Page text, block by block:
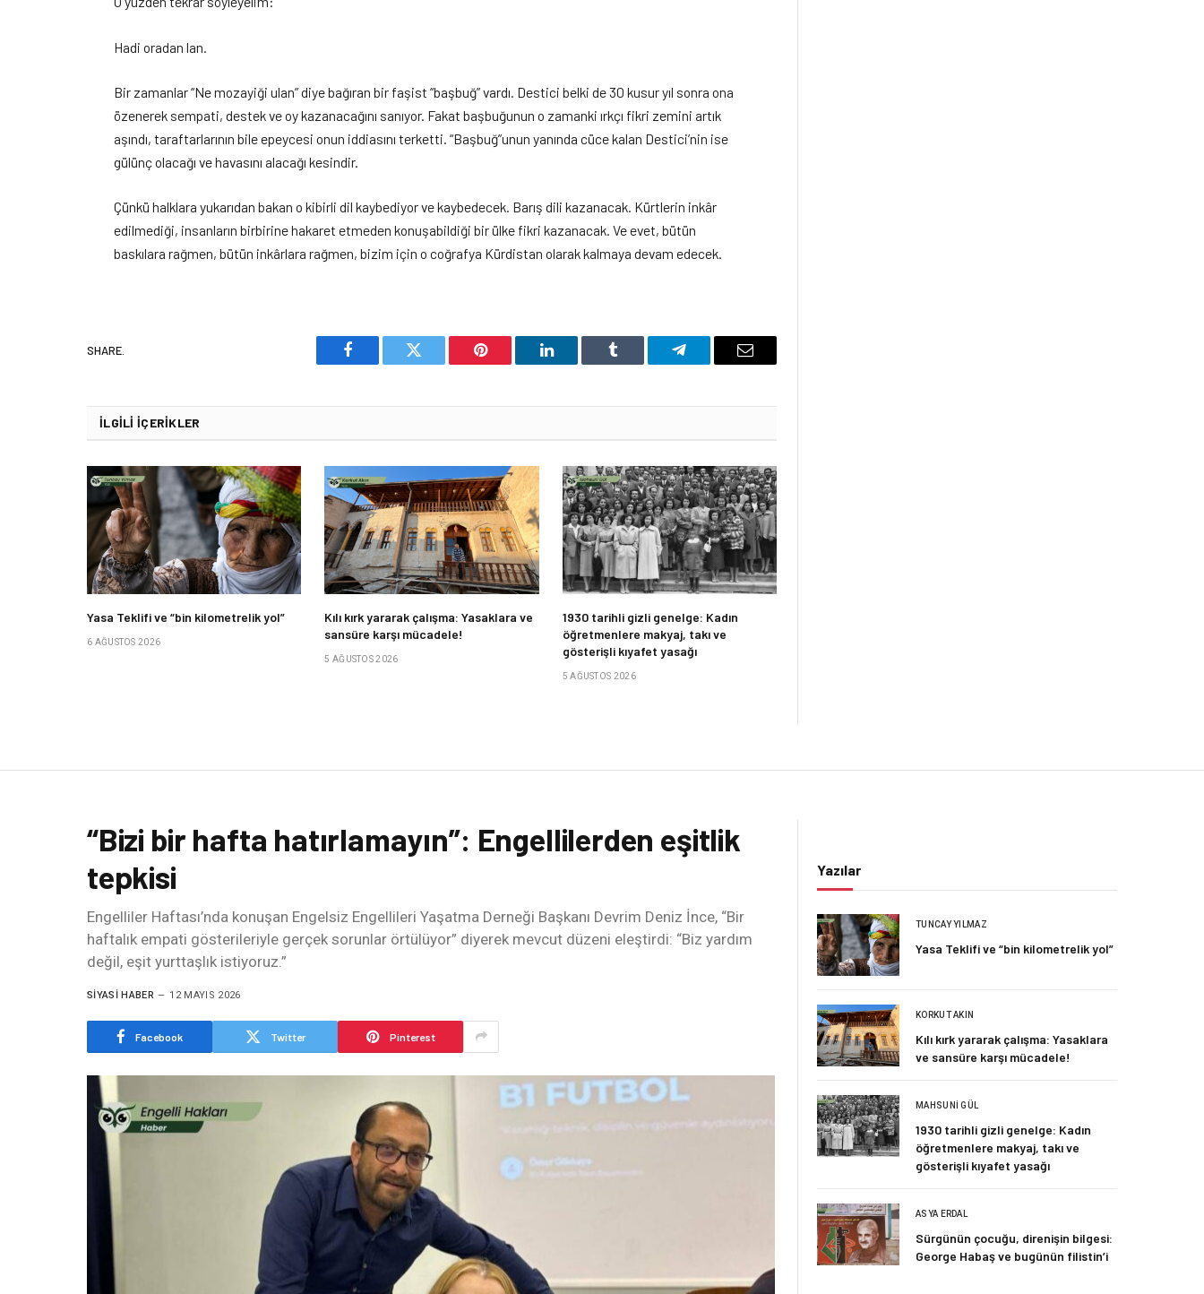
Hadi oradan lan.
Bir zamanlar “Ne mozayiği ulan” diye bağıran bir faşist “başbuğ” vardı. Destici belki de 30 kusur yıl sonra ona
özenerek sempati, destek ve oy kazanacağını sanıyor. Fakat başbuğunun o zamanki ırkçı fikri zemini artık
aşındı, taraftarlarının bile epeycesi onun iddiasını terketti. “Başbuğ”unun yanında cüce kalan Destici’nin ise
gülünç olacağı ve havasını alacağı kesindir.
Çünkü halklara yukarıdan bakan o kibirli dil kaybediyor ve kaybedecek. Barış dili kazanacak. Kürtlerin inkâr
edilmediği, insanların birbirine hakaret etmeden konuşabildiği bir ülke fikri kazanacak. Ve evet, bütün
baskılara rağmen, bütün inkârlara rağmen, bizim için o coğrafya Kürdistan olarak kalmaya devam edecek.
SHARE.
Facebook Twitter Pinterest LinkedIn Tumblr Telegram Email
İLGILI İÇERIKLER
Yasa Teklifi ve “bin kilometrelik yol”
6 AĞUSTOS 2026
Kılı kırk yararak çalışma: Yasaklara ve
sansüre karşı mücadele!
5 AĞUSTOS 2026
1930 tarihli gizli genelge: Kadın
öğretmenlere makyaj, takı ve
gösterişli kıyafet yasağı
5 AĞUSTOS 2026
“Bizi bir hafta hatırlamayın”: Engellilerden eşitlik
tepkisi
Engelliler Haftası’nda konuşan Engelsiz Engellileri Yaşatma Derneği Başkanı Devrim Deniz İnce, “Bir
haftalık empati gösterileriyle gerçek sorunlar örtülüyor” diyerek mevcut düzeni eleştirdi: “Biz yardım
değil, eşit yurttaşlık istiyoruz.”
SIYASI HABER 12 MAYIS 2026
Facebook Twitter Pinterest
Yazılar
TUNCAY YILMAZ
Yasa Teklifi ve “bin kilometrelik yol”
KORKUT AKIN
Kılı kırk yararak çalışma: Yasaklara
ve sansüre karşı mücadele!
MAHSUNI GÜL
1930 tarihli gizli genelge: Kadın
öğretmenlere makyaj, takı ve
gösterişli kıyafet yasağı
ASYA ERDAL
Sürgünün çocuğu, direnişin bilgesi:
George Habaş ve bugünün filistin’i